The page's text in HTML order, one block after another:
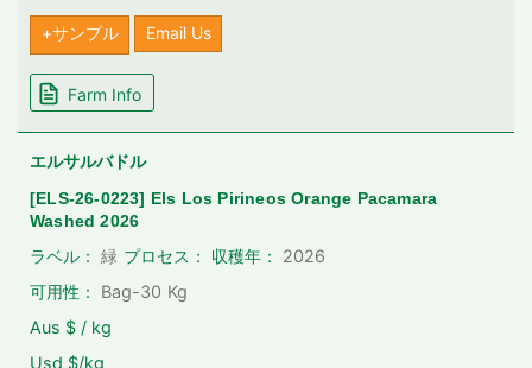
+サンプル Email Us
Farm Info
エルサルバドル
[ELS-26-0223] Els Los Pirineos Orange Pacamara
Washed 2026
ラベル：
緑 プロセス： 収穫年：
2026
可用性：
Bag-30 Kg
Aus $ / kg
Usd $/kg